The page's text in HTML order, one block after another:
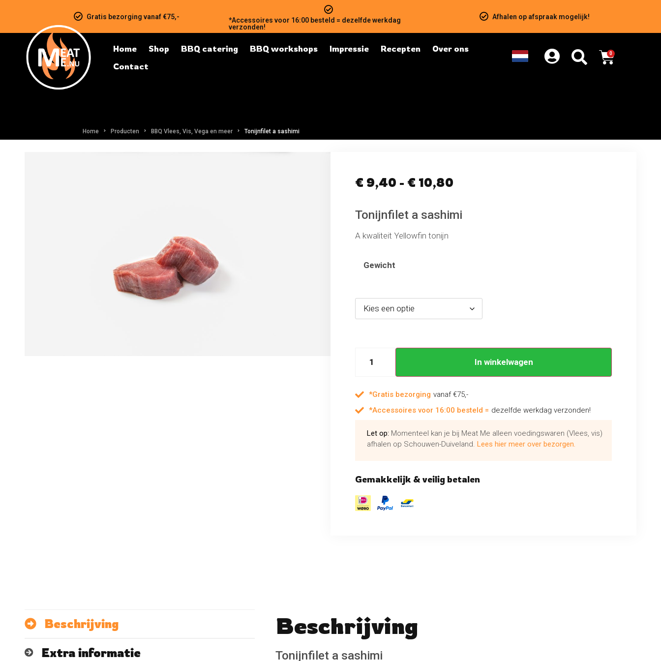
Gratis bezorging vanaf €75,-
*Accessoires voor 16:00 besteld = dezelfde werkdag
verzonden!
Afhalen op afspraak mogelijk!
Home Shop BBQ catering BBQ workshops Impressie Recepten
Over ons
Contact
0
Home Producten BBQ Vlees, Vis, Vega en meer Tonijnfilet a sashimi
€ 9,40 - € 10,80
Tonijnfilet a sashimi
A kwaliteit Yellowfin tonijn
Gewicht
In winkelwagen
*Gratis bezorging vanaf €75,-
*Accessoires voor 16:00 besteld = dezelfde werkdag verzonden!
Let op: Momenteel kan je bij Meat Me alleen voedingswaren (Vlees, vis)
afhalen op Schouwen-Duiveland. Lees hier meer over bezorgen.
Gemakkelijk & veilig betalen
Beschrijving
Extra informatie
Beschrijving
Tonijnfilet a sashimi
No reviews found Schrijf een beoordeling